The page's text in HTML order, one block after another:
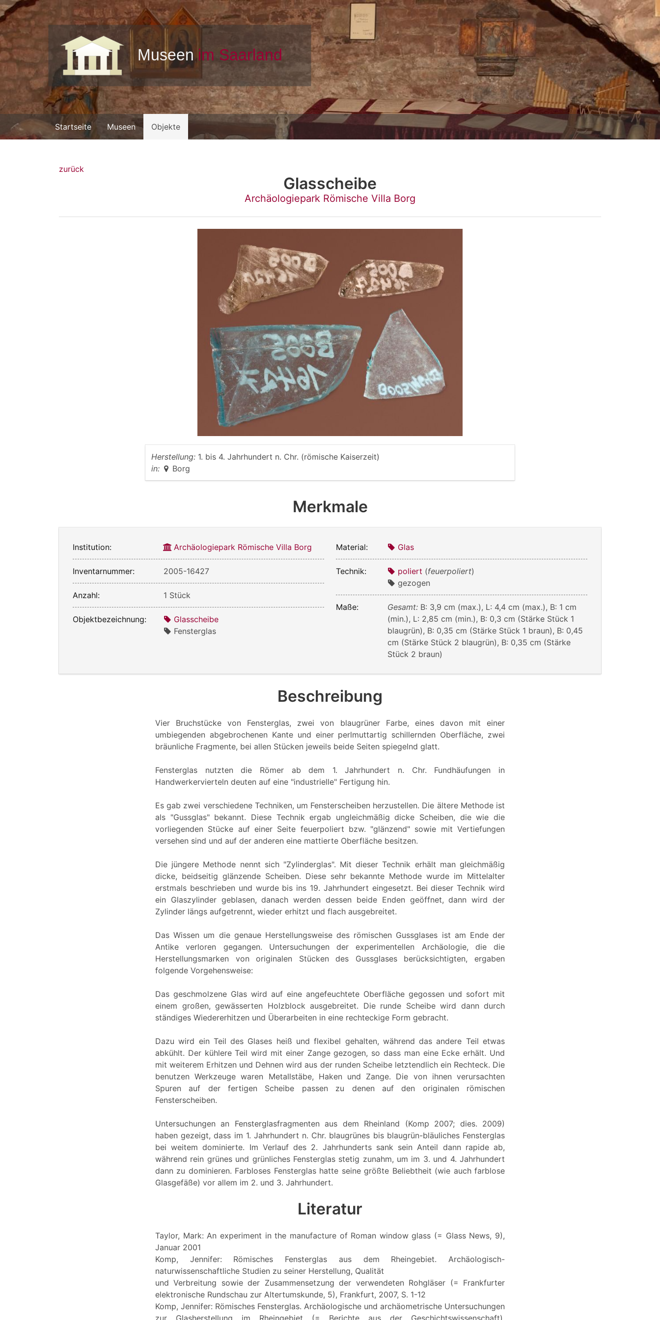
Startseite Museen Objekte
zurück
Glasscheibe
Archäologiepark Römische Villa Borg
Herstellung: 1. bis 4. Jahrhundert n. Chr. (römische Kaiserzeit)
in:
Borg
Merkmale
Institution: Archäologiepark Römische Villa Borg
Inventarnummer: 2005-16427
Anzahl: 1 Stück
Objektbezeichnung:
Glasscheibe
Fensterglas
Material: Glas
Technik: poliert (feuerpoliert)
gezogen
Maße: Gesamt: B: 3,9 cm (max.), L: 4,4 cm (max.), B: 1 cm
(min.), L: 2,85 cm (min.), B: 0,3 cm (Stärke Stück 1
blaugrün), B: 0,35 cm (Stärke Stück 1 braun), B: 0,45
cm (Stärke Stück 2 blaugrün), B: 0,35 cm (Stärke
Stück 2 braun)
Beschreibung
Vier Bruchstücke von Fensterglas, zwei von blaugrüner Farbe, eines davon mit einer
umbiegenden abgebrochenen Kante und einer perlmuttartig schillernden Oberfläche, zwei
bräunliche Fragmente, bei allen Stücken jeweils beide Seiten spiegelnd glatt.
Fensterglas nutzten die Römer ab dem 1. Jahrhundert n. Chr. Fundhäufungen in
Handwerkervierteln deuten auf eine "industrielle" Fertigung hin.
Es gab zwei verschiedene Techniken, um Fensterscheiben herzustellen. Die ältere Methode ist
als "Gussglas" bekannt. Diese Technik ergab ungleichmäßig dicke Scheiben, die wie die
vorliegenden Stücke auf einer Seite feuerpoliert bzw. "glänzend" sowie mit Vertiefungen
versehen sind und auf der anderen eine mattierte Oberfläche besitzen.
Die jüngere Methode nennt sich "Zylinderglas". Mit dieser Technik erhält man gleichmäßig
dicke, beidseitig glänzende Scheiben. Diese sehr bekannte Methode wurde im Mittelalter
erstmals beschrieben und wurde bis ins 19. Jahrhundert eingesetzt. Bei dieser Technik wird
ein Glaszylinder geblasen, danach werden dessen beide Enden geöffnet, dann wird der
Zylinder längs aufgetrennt, wieder erhitzt und flach ausgebreitet.
Das Wissen um die genaue Herstellungsweise des römischen Gussglases ist am Ende der
Antike verloren gegangen. Untersuchungen der experimentellen Archäologie, die die
Herstellungsmarken von originalen Stücken des Gussglases berücksichtigten, ergaben
folgende Vorgehensweise:
Das geschmolzene Glas wird auf eine angefeuchtete Oberfläche gegossen und sofort mit
einem großen, gewässerten Holzblock ausgebreitet. Die runde Scheibe wird dann durch
ständiges Wiedererhitzen und Überarbeiten in eine rechteckige Form gebracht.
Dazu wird ein Teil des Glases heiß und flexibel gehalten, während das andere Teil etwas
abkühlt. Der kühlere Teil wird mit einer Zange gezogen, so dass man eine Ecke erhält. Und
mit weiterem Erhitzen und Dehnen wird aus der runden Scheibe letztendlich ein Rechteck. Die
benutzen Werkzeuge waren Metallstäbe, Haken und Zange. Die von ihnen verursachten
Spuren auf der fertigen Scheibe passen zu denen auf den originalen römischen
Fensterscheiben.
Untersuchungen an Fensterglasfragmenten aus dem Rheinland (Komp 2007; dies. 2009)
haben gezeigt, dass im 1. Jahrhundert n. Chr. blaugrünes bis blaugrün-bläuliches Fensterglas
bei weitem dominierte. Im Verlauf des 2. Jahrhunderts sank sein Anteil dann rapide ab,
während rein grünes und grünliches Fensterglas stetig zunahm, um im 3. und 4. Jahrhundert
dann zu dominieren. Farbloses Fensterglas hatte seine größte Beliebtheit (wie auch farblose
Glasgefäße) vor allem im 2. und 3. Jahrhundert.
Literatur
Taylor, Mark: An experiment in the manufacture of Roman window glass (= Glass News, 9),
Januar 2001
Komp, Jennifer: Römisches Fensterglas aus dem Rheingebiet. Archäologisch-
naturwissenschaftliche Studien zu seiner Herstellung, Qualität
und Verbreitung sowie der Zusammensetzung der verwendeten Rohgläser (= Frankfurter
elektronische Rundschau zur Altertumskunde, 5), Frankfurt, 2007, S. 1-12
Komp, Jennifer: Römisches Fensterglas. Archäologische und archäometrische Untersuchungen